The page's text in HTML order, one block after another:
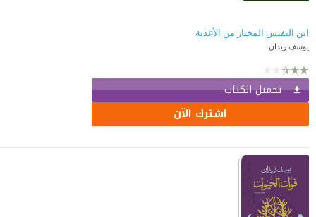
ابن النفيس المختار من الأغذية
يوسف زيدان
تحميل الكتاب
اشترك الآن